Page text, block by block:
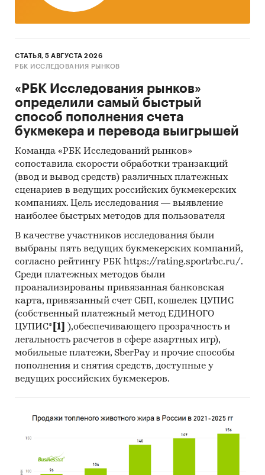
СТАТЬЯ, 5 АВГУСТА 2026
РБК ИССЛЕДОВАНИЯ РЫНКОВ
«РБК Исследования рынков»
определили самый быстрый
способ пополнения счета
букмекера и перевода выигрышей
Команда «РБК Исследований рынков»
сопоставила скорости обработки транзакций
(ввод и вывод средств) различных платежных
сценариев в ведущих российских букмекерских
компаниях. Цель исследования — выявление
наиболее быстрых методов для пользователя
В качестве участников исследования были
выбраны пять ведущих букмекерских компаний,
согласно рейтингу РБК https://rating.sportrbc.ru/.
Среди платежных методов были
проанализированы привязанная банковская
карта, привязанный счет СБП, кошелек ЦУПИС
(собственный платежный метод ЕДИНОГО
ЦУПИС* [1]
),обеспечивающего прозрачность и
легальность расчетов в сфере азартных игр),
мобильные платежи, SberPay и прочие способы
пополнения и снятия средств, доступные у
ведущих российских букмекеров.